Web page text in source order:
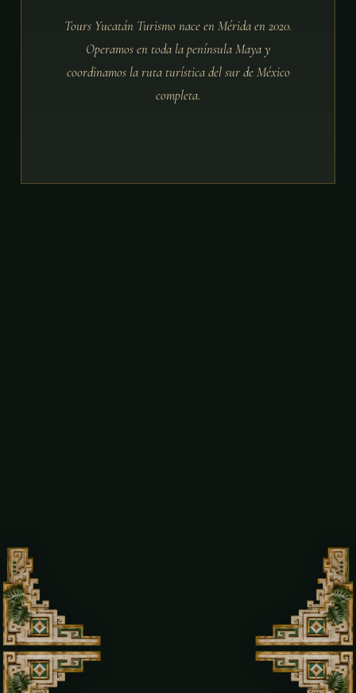
Tours Yucatán Turismo nace en Mérida en 2020.
Operamos en toda la península Maya y
coordinamos la ruta turística del sur de México
completa.